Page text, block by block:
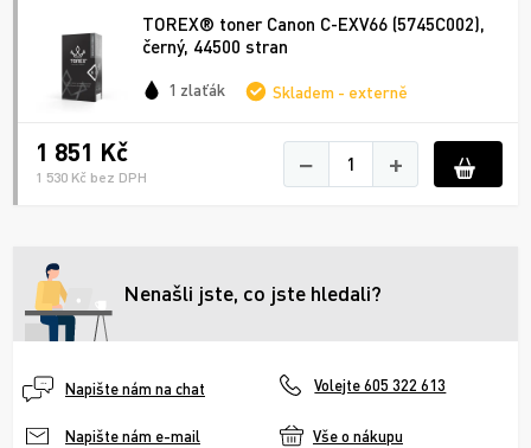
TOREX® toner Canon C-EXV66 (5745C002),
černý, 44500 stran
1 zlaťák Skladem - externě
1 851 Kč
1 530 Kč bez DPH − +
Nenašli jste, co jste hledali?
Napište nám na chat Volejte 605 322 613
Napište nám e-mail Vše o nákupu